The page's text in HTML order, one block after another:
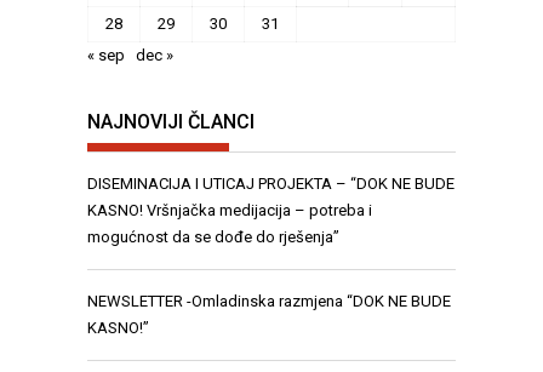
28
29 30
31
« sep
dec »
NAJNOVIJI ČLANCI
DISEMINACIJA I UTICAJ PROJEKTA – “DOK NE BUDE
KASNO! Vršnjačka medijacija – potreba i
mogućnost da se dođe do rješenja”
NEWSLETTER -Omladinska razmjena “DOK NE BUDE
KASNO!”